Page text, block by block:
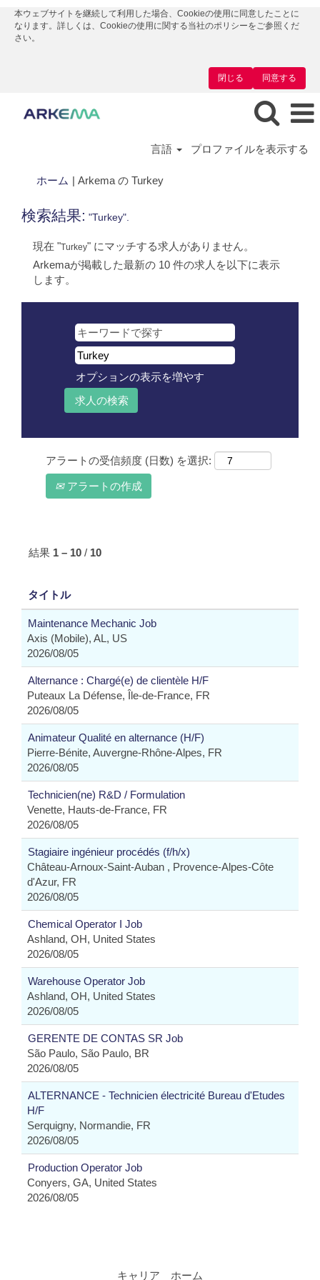
本ウェブサイトを継続して利用した場合、Cookieの使用に同意したことに
なります。詳しくは、Cookieの使用に関する当社のポリシーをご参照くだ
さい。
同意する
閉じる
言語 プロファイルを表示する
ホーム | Arkema の Turkey(現
ー
ジ)
検索結果: "Turkey".
現在 "Turkey" にマッチする求人がありません。
Arkemaが掲載した最新の 10 件の求人を以下に表示
します。
オプションの表示を増やす
アラートの受信頻度 (日数) を選択:
アラートの作成
結果 1 – 10 / 10
タイトル
Maintenance Mechanic Job
Axis (Mobile), AL, US
2026/08/05
Alternance : Chargé(e) de clientèle H/F
Puteaux La Défense, Île-de-France, FR
2026/08/05
Animateur Qualité en alternance (H/F)
Pierre-Bénite, Auvergne-Rhône-Alpes, FR
2026/08/05
Technicien(ne) R&D / Formulation
Venette, Hauts-de-France, FR
2026/08/05
Stagiaire ingénieur procédés (f/h/x)
Château-Arnoux-Saint-Auban , Provence-Alpes-Côte
d'Azur, FR
2026/08/05
Chemical Operator I Job
Ashland, OH, United States
2026/08/05
Warehouse Operator Job
Ashland, OH, United States
2026/08/05
GERENTE DE CONTAS SR Job
São Paulo, São Paulo, BR
2026/08/05
ALTERNANCE - Technicien électricité Bureau d'Etudes
H/F
Serquigny, Normandie, FR
2026/08/05
Production Operator Job
Conyers, GA, United States
2026/08/05
キャリア ホーム